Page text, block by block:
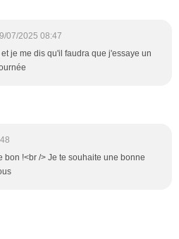
07/2025 08:47
je me dis qu'il faudra que j'essaye un
bon !<br /> Je te souhaite une bonne